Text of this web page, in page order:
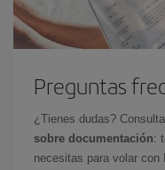
Preguntas
¿Tienes dudas?
sobre documentación:
necesitas para volar